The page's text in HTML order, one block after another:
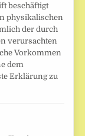
beschäftigt
physikalischen
der durch
verursachten
Vorkommen
dem
Erklärung zu